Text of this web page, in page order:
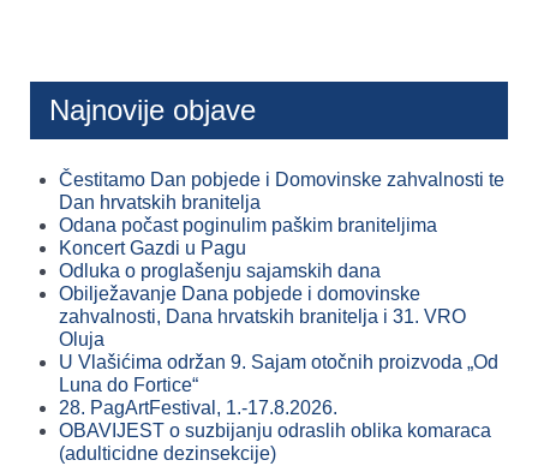
Najnovije objave
Čestitamo Dan pobjede i Domovinske zahvalnosti te
Dan hrvatskih branitelja
Odana počast poginulim paškim braniteljima
Koncert Gazdi u Pagu
Odluka o proglašenju sajamskih dana
Obilježavanje Dana pobjede i domovinske
zahvalnosti, Dana hrvatskih branitelja i 31. VRO
Oluja
U Vlašićima održan 9. Sajam otočnih proizvoda „Od
Luna do Fortice“
28. PagArtFestival, 1.-17.8.2026.
OBAVIJEST o suzbijanju odraslih oblika komaraca
(adulticidne dezinsekcije)